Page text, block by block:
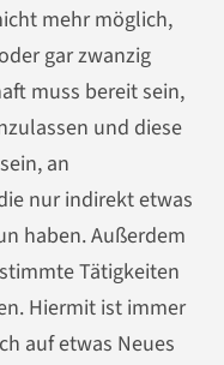
mehr möglich,
gar zwanzig
muss bereit sein,
und diese
an
nur indirekt etwas
haben. Außerdem
Tätigkeiten
Hiermit ist immer
auf etwas Neues